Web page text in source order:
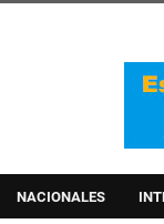
NACIONALES